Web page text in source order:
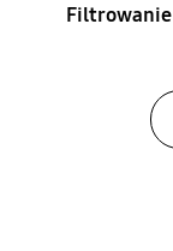
Filtrowanie